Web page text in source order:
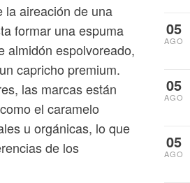
la aireación de una
formar una espuma
almidón espolvoreado,
capricho premium.
las marcas están
el caramelo
u orgánicas, lo que
de los
05
AGO
05
AGO
05
AGO